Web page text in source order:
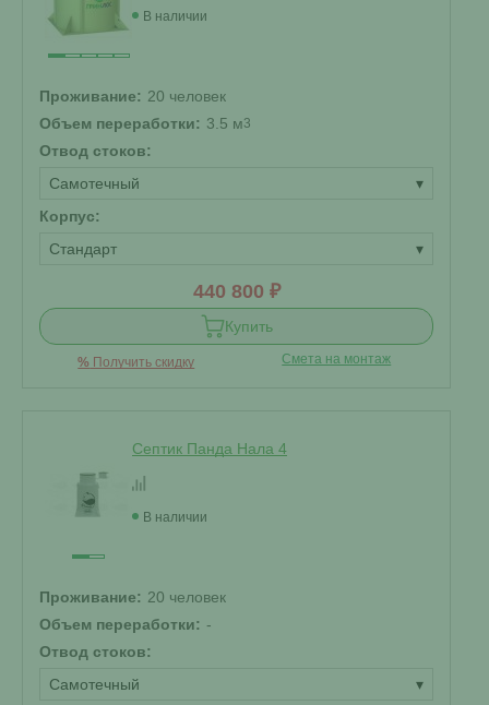
В наличии
Проживание: 20 человек
Объем переработки: 3.5 м3
Отвод стоков:
Самотечный
▾
Корпус:
Стандарт
▾
440 800 ₽
Купить
% Получить скидку Смета на монтаж
Септик Панда Нала 4
В наличии
Проживание: 20 человек
Объем переработки: -
Отвод стоков:
Самотечный
▾